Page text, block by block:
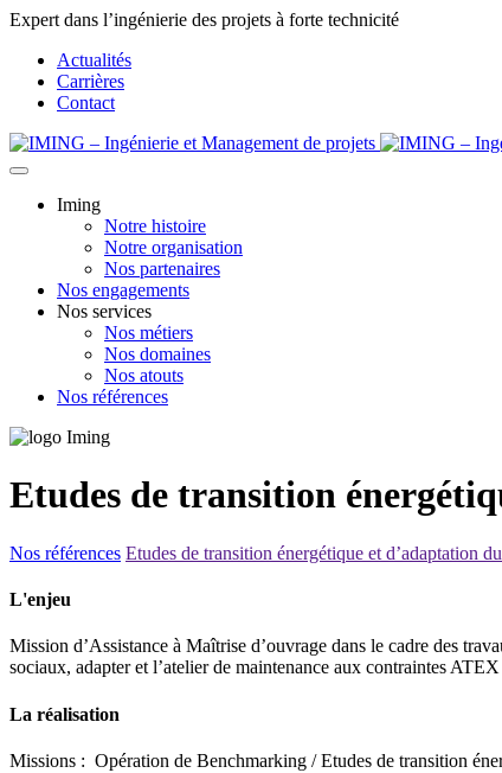
Expert dans l’ingénierie des projets à forte technicité
Actualités
Carrières
Contact
Iming
Notre histoire
Notre organisation
Nos partenaires
Nos engagements
Nos services
Nos métiers
Nos domaines
Nos atouts
Nos références
Etudes de transition
Nos références Etudes de transition énergétique et d’adaptation
L'enjeu
Mission d’Assistance à Maîtrise d’ouvrage dans le cadre des
sociaux, adapter et l’atelier de maintenance aux contraintes
La réalisation
Missions : Opération de Benchmarking / Etudes de transition